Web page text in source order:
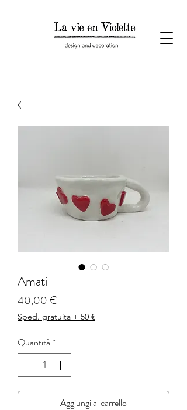
Amati
40,00 €Prezzo
Sped. gratuita + 50 €
Quantità *
Aggiungi al carrello